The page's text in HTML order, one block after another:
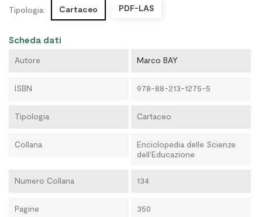
Tipologia: Cartaceo PDF-LAS
Scheda dati
Autore Marco BAY
ISBN 978-88-213-1275-5
Tipologia Cartaceo
Collana
Enciclopedia delle Scienze
dell'Educazione
Numero Collana 134
Pagine 350